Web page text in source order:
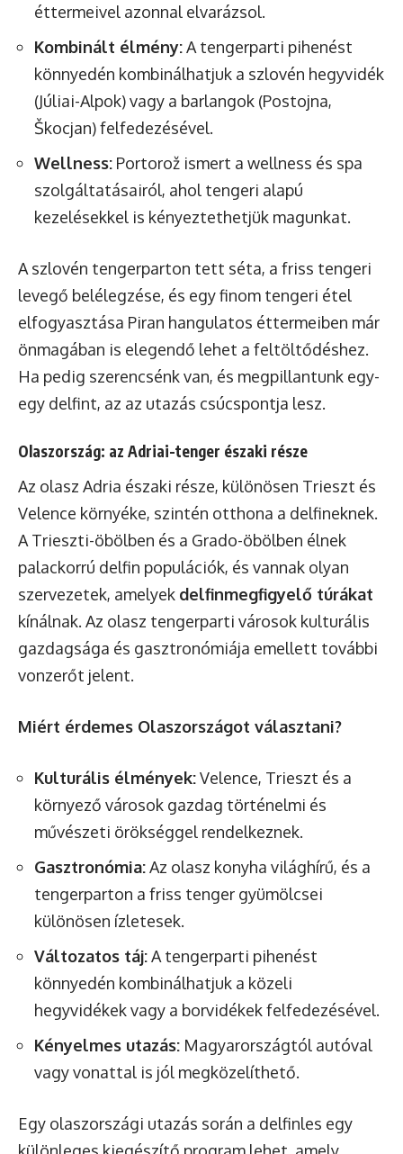
éttermeivel azonnal elvarázsol.
Kombinált élmény:A tengerparti pihenést
könnyedén kombinálhatjuk a szlovén hegyvidék
(Júliai-Alpok) vagy a barlangok (Postojna,
Škocjan) felfedezésével.
Wellness: Portorož ismert a wellness és spa
szolgáltatásairól, ahol tengeri alapú
kezelésekkel is kényeztethetjük magunkat.
A szlovén tengerparton tett séta, a friss tengeri
levegő belélegzése, és egy finom tengeri étel
elfogyasztása Piran hangulatos éttermeiben már
önmagában is elegendő lehet a feltöltődéshez.
Ha pedig szerencsénk van, és megpillantunk egy-
egy delfint, az az utazás csúcspontja lesz.
Olaszország: az Adriai-tenger északi része
Az olasz Adria északi része, különösen Trieszt és
Velence környéke, szintén otthona a delfineknek.
A Trieszti-öbölben és a Grado-öbölben élnek
palackorrú delfin populációk, és vannak olyan
szervezetek, amelyek delfinmegfigyelő túrákat
kínálnak. Az olasz tengerparti városok kulturális
gazdagsága és gasztronómiája emellett további
vonzerőt jelent.
Miért érdemes Olaszországot választani?
Kulturális élmények:Velence, Trieszt és a
környező városok gazdag történelmi és
művészeti örökséggel rendelkeznek.
Gasztronómia:Az olasz konyha világhírű, és a
tengerparton a friss tenger gyümölcsei
különösen ízletesek.
Változatos táj:A tengerparti pihenést
könnyedén kombinálhatjuk a közeli
hegyvidékek vagy a borvidékek felfedezésével.
Kényelmes utazás: Magyarországtól autóval
vagy vonattal is jól megközelíthető.
Egy olaszországi utazás során a delfinles egy